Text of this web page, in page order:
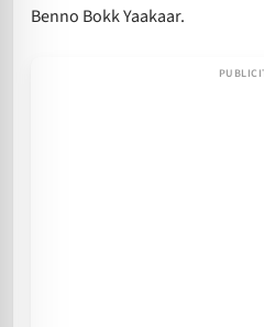
Benno Bokk Yaakaar.